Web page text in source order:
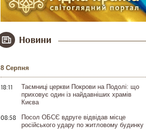
Новини
8 Серпня
18:11
Таємниці церкви Покрови на Подолі: що
приховує один із найдавніших храмів
Києва
08:58
Посол ОБСЄ вдруге відвідав місце
російського удару по житловому будинку